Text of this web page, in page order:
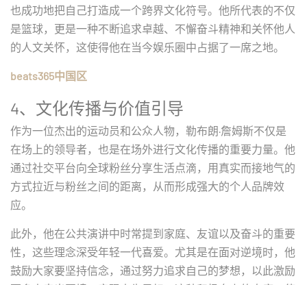
也成功地把自己打造成一个跨界文化符号。他所代表的不仅
是篮球，更是一种不断追求卓越、不懈奋斗精神和关怀他人
的人文关怀，这使得他在当今娱乐圈中占据了一席之地。
beats365中国区
4、文化传播与价值引导
作为一位杰出的运动员和公众人物，勒布朗·詹姆斯不仅是
在场上的领导者，也是在场外进行文化传播的重要力量。他
通过社交平台向全球粉丝分享生活点滴，用真实而接地气的
方式拉近与粉丝之间的距离，从而形成强大的个人品牌效
应。
此外，他在公共演讲中时常提到家庭、友谊以及奋斗的重要
性，这些理念深受年轻一代喜爱。尤其是在面对逆境时，他
鼓励大家要坚持信念，通过努力追求自己的梦想，以此激励